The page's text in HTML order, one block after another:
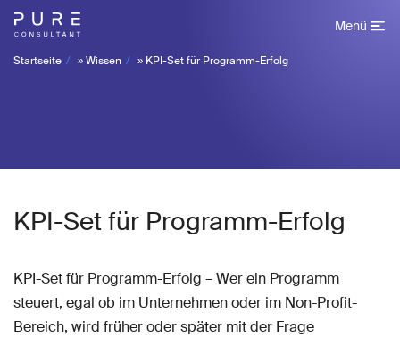
Menü
Startseite »Wissen » KPI-Set für Programm-Erfolg
KPI-Set für Programm-Erfolg
KPI-Set für Programm-Erfolg – Wer ein Programm
steuert, egal ob im Unternehmen oder im Non-Profit-
Bereich, wird früher oder später mit der Frage